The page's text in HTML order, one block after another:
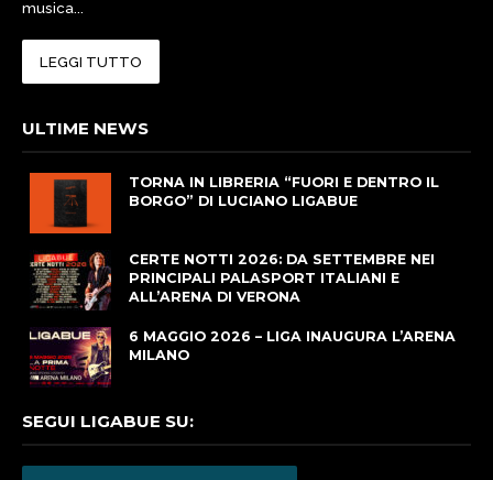
musica...
LEGGI TUTTO
ULTIME NEWS
TORNA IN LIBRERIA “FUORI E DENTRO IL
BORGO” DI LUCIANO LIGABUE
CERTE NOTTI 2026: DA SETTEMBRE NEI
PRINCIPALI PALASPORT ITALIANI E
ALL’ARENA DI VERONA
6 MAGGIO 2026 – LIGA INAUGURA L’ARENA
MILANO
SEGUI LIGABUE SU: